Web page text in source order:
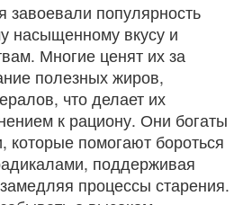
завоевали популярность
насыщенному вкусу и
Многие ценят их за
полезных жиров,
что делает их
к рациону. Они богаты
которые помогают бороться
поддерживая
процессы старения.